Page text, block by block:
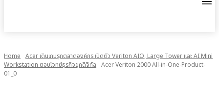
Home
Acer เดินเกมรุกตลาดองค์กร เปิดตัว Veriton AIO, Large Tower และ AI Mini
Workstation ตอบโจทย์ธุรกิจยุคดิจิทัล
Acer Veriton 2000 All-in-One-Product-
01_0